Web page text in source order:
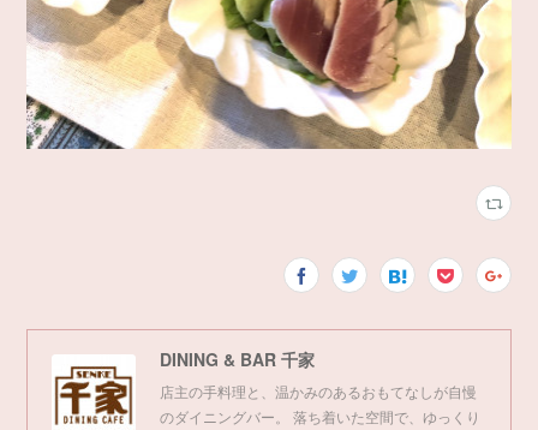
DINING & BAR 千家
店主の手料理と、温かみのあるおもてなしが自慢
のダイニングバー。 落ち着いた空間で、ゆっくり